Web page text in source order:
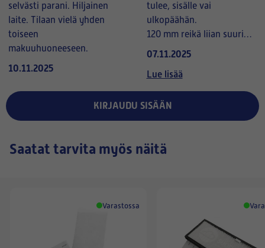
selvästi parani. Hiljainen
laite. Tilaan vielä yhden
toiseen
makuuhuoneeseen.
10.11.2025
tulee, sisälle vai
ulkopäähän.
120 mm reikä liian suuri
100 mm putkelle.
Kahteen mieheen meni n.
2 tuntia, mutta seuraava
varmasti puolta
nopeammin
07.11.2025
Lue lisää
KIRJAUDU SISÄÄN
Saatat tarvita myös näitä
Varastossa